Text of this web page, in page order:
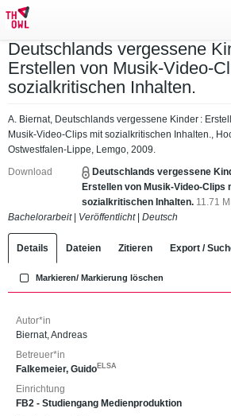
Deutschlands vergessene
Erstellen von Musik-Video-
sozialkritischen Inhalten.
A. Biernat, Deutschlands vergessene Kinder :
Musik-Video-Clips mit sozialkritischen Inhalten.,
Ostwestfalen-Lippe, Lemgo, 2009.
Download
Deutschlands vergessene
Erstellen von Musik-Video-Clips
sozialkritischen Inhalten. 11.71
Bachelorarbeit| Veröffentlicht| Deutsch
Details Dateien Zitieren Export /
Markieren/ Markierung löschen
Autor*in
Biernat, Andreas
Betreuer*in
Falkemeier, Guido ELSA
Einrichtung
FB2 - Studiengang Medienproduktion